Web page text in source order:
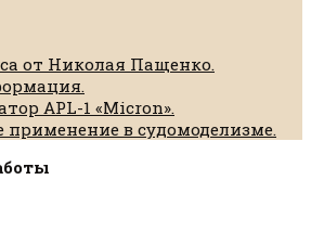
от Николая Пащенко.
APL-1 «Micron».
применение в судомоделизме.